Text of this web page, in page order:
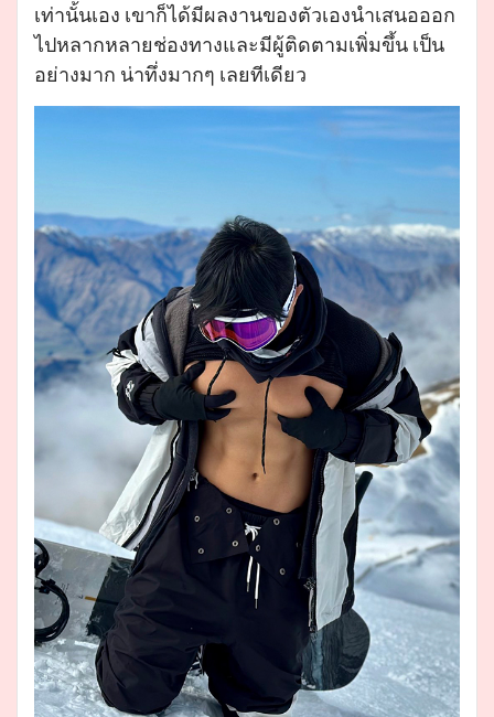
เท่านั้นเอง เขาก็ได้มีผลงานของตัวเองนำเสนอออก
ไปหลากหลายช่องทางและมีผู้ติดตามเพิ่มขึ้น เป็น
อย่างมาก น่าทึ่งมากๆ เลยทีเดียว